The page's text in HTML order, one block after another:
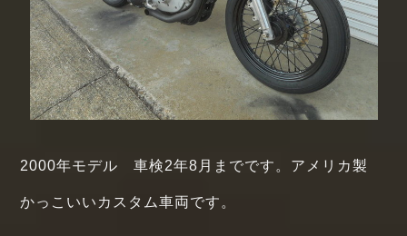
2000年モデル 車検2年8月までです。アメリカ製
かっこいいカスタム車両です。